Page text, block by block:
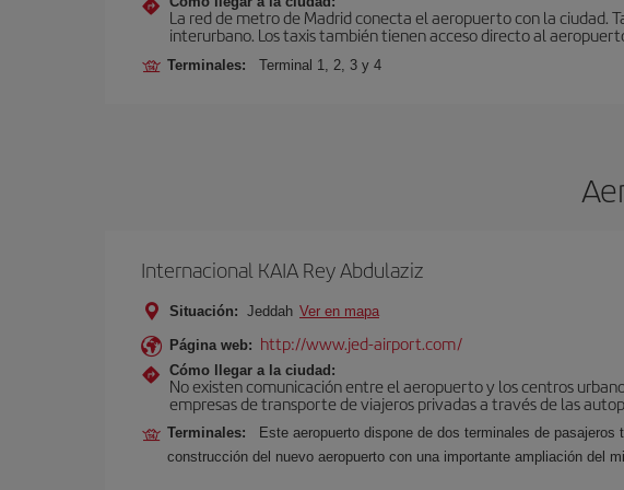
La red de metro de Madrid conecta el aeropuerto con la ciudad.
interurbano. Los taxis también tienen acceso directo al
Terminales: Terminal 1, 2, 3 y 4
Internacional KAIA Rey Abdulaziz
Situación: Jeddah Ver en mapa
Página web: http://www.jed-airport.com/
Cómo llegar a la ciudad:
No existen comunicación entre el aeropuerto y los centros
empresas de transporte de viajeros privadas a través de las
Terminales:
Este aeropuerto dispone de dos terminales de
construcción del nuevo aeropuerto con una importante ampliación del